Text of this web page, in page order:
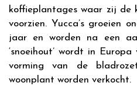
koffieplantages waar zij de
voorzien. Yucca’s groeien
jaar en worden na een
‘snoeihout’ wordt in Europa
vorming van de
woonplant worden verkocht.